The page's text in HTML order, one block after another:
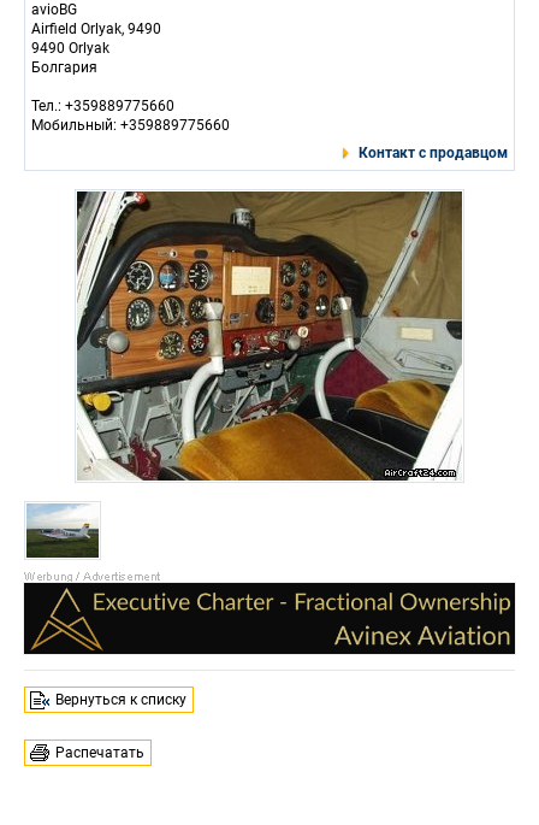
avioBG
Airfield Orlyak, 9490
9490 Orlyak
Болгария
Тел.: +359889775660
Мобильный: +359889775660
Контакт с продавцом
Вернуться к списку
Распечатать